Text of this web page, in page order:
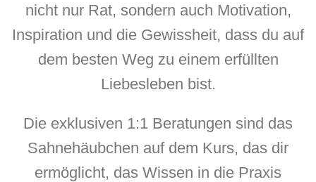
nicht nur Rat, sondern auch Motivation,
Inspiration und die Gewissheit, dass du auf
dem besten Weg zu einem erfüllten
Liebesleben bist.
Die exklusiven 1:1 Beratungen sind das
Sahnehäubchen auf dem Kurs, das dir
ermöglicht, das Wissen in die Praxis